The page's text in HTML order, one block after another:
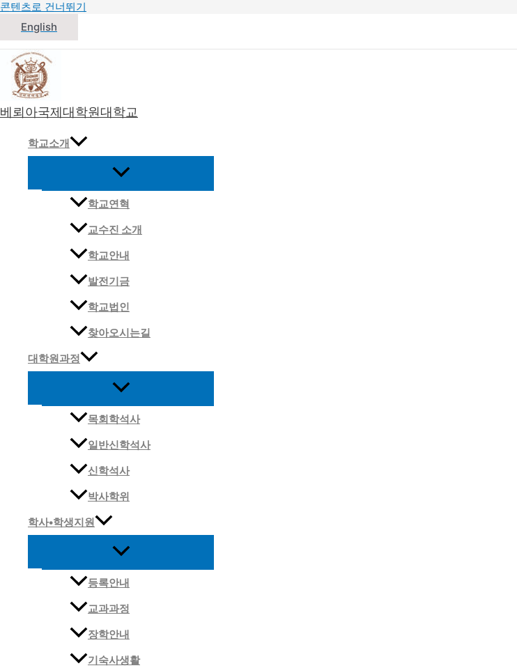
콘텐츠로 건너뛰기
English
베뢰아국제대학원대학교
대한민국 침례교 신학교
학교소개
학교연혁
교수진 소개
학교안내
발전기금
학교법인
찾아오시는길
대학원과정
목회학석사
일반신학석사
신학석사
박사학위
학사•학생지원
등록안내
교과과정
장학안내
기숙사생활